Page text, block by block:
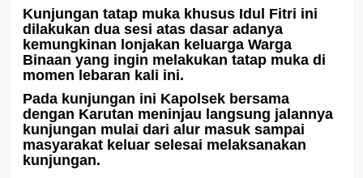
Kunjungan tatap muka khusus Idul Fitri ini
dilakukan dua sesi atas dasar adanya
kemungkinan lonjakan keluarga Warga
Binaan yang ingin melakukan tatap muka di
momen lebaran kali ini.
Pada kunjungan ini Kapolsek bersama
dengan Karutan meninjau langsung jalannya
kunjungan mulai dari alur masuk sampai
masyarakat keluar selesai melaksanakan
kunjungan.